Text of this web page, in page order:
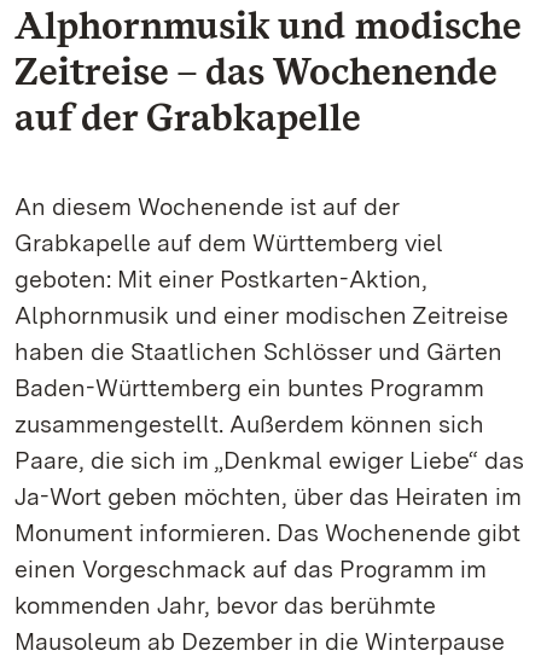
Alphornmusik und modische
Zeitreise – das Wochenende
auf der Grabkapelle
An diesem Wochenende ist auf der
Grabkapelle auf dem Württemberg viel
geboten: Mit einer Postkarten-Aktion,
Alphornmusik und einer modischen Zeitreise
haben die Staatlichen Schlösser und Gärten
Baden-Württemberg ein buntes Programm
zusammengestellt. Außerdem können sich
Paare, die sich im „Denkmal ewiger Liebe“ das
Ja-Wort geben möchten, über das Heiraten im
Monument informieren. Das Wochenende gibt
einen Vorgeschmack auf das Programm im
kommenden Jahr, bevor das berühmte
Mausoleum ab Dezember in die Winterpause